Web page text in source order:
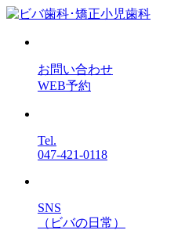
お問い合わせ
WEB予約
Tel.
047-421-0118
SNS
（ビバの日常）